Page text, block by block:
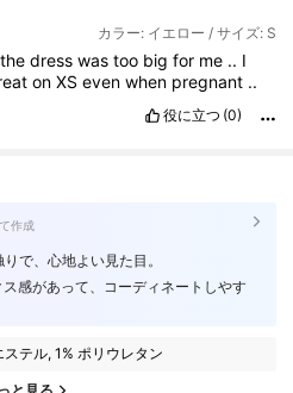
カラー: イエロー / サイズ: S
thedresswastoo bigfor me .. I
onXSevenwhen pregnant ..
役に立つ (0)
作成
で、心地よい見た目。
ス感があって、コーディネートしやす
テル, 1% ポリウレタン